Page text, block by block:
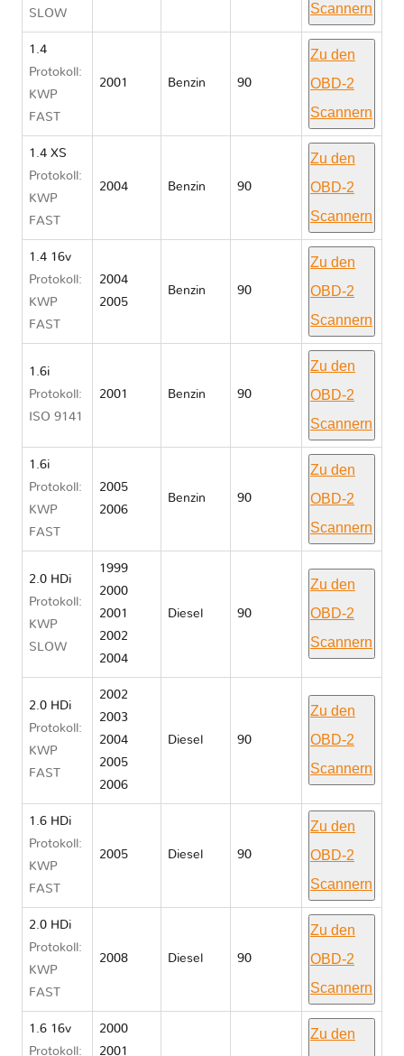
SLOW
Scannern
1.4
Protokoll:
KWP
FAST
2001 Benzin 90
Zu den
OBD-2
Scannern
1.4 XS
Protokoll:
KWP
FAST
2004 Benzin 90
Zu den
OBD-2
Scannern
1.4 16v
Protokoll:
KWP
FAST
2004
2005
Benzin 90
Zu den
OBD-2
Scannern
1.6i
Protokoll:
ISO 9141
2001 Benzin 90
Zu den
OBD-2
Scannern
1.6i
Protokoll:
KWP
FAST
2005
2006
Benzin 90
Zu den
OBD-2
Scannern
2.0 HDi
Protokoll:
KWP
SLOW
1999
2000
2001
2002
2004
Diesel 90
Zu den
OBD-2
Scannern
2.0 HDi
Protokoll:
KWP
FAST
2002
2003
2004
2005
2006
Diesel 90
Zu den
OBD-2
Scannern
1.6 HDi
Protokoll:
KWP
FAST
2005 Diesel 90
Zu den
OBD-2
Scannern
2.0 HDi
Protokoll:
KWP
FAST
2008 Diesel 90
Zu den
OBD-2
Scannern
1.6 16v
Protokoll:
2000
2001
Zu den